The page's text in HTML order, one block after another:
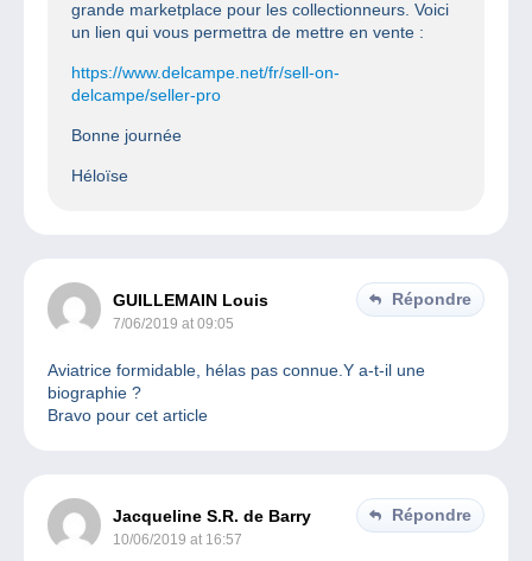
grande marketplace pour les collectionneurs. Voici
un lien qui vous permettra de mettre en vente :
https://www.delcampe.net/fr/sell-on-
delcampe/seller-pro
Bonne journée
Héloïse
GUILLEMAIN Louis
7/06/2019 at 09:05
Répondre
Aviatrice formidable, hélas pas connue.Y a-t-il une
biographie ?
Bravo pour cet article
Jacqueline S.R. de Barry
10/06/2019 at 16:57
Répondre